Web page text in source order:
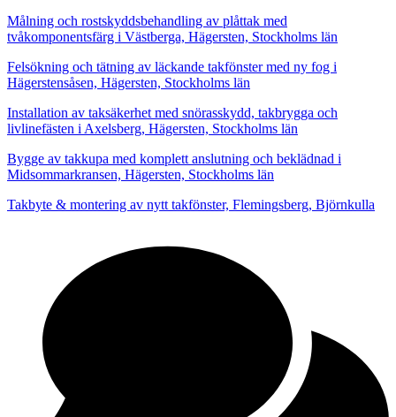
Målning och rostskyddsbehandling av plåttak med
tvåkomponentsfärg i Västberga, Hägersten, Stockholms län
Felsökning och tätning av läckande takfönster med ny fog i
Hägerstensåsen, Hägersten, Stockholms län
Installation av taksäkerhet med snörasskydd, takbrygga och
livlinefästen i Axelsberg, Hägersten, Stockholms län
Bygge av takkupa med komplett anslutning och beklädnad i
Midsommarkransen, Hägersten, Stockholms län
Takbyte & montering av nytt takfönster, Flemingsberg, Björnkulla